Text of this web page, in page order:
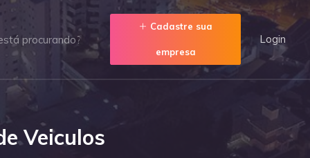
Cadastre sua
empresa
Login
Veiculos